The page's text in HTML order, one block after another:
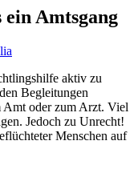
Amtsgang
aktiv zu
Begleitungen
Amt oder zum Arzt. Viel
Jedoch zu Unrecht!
Menschen auf